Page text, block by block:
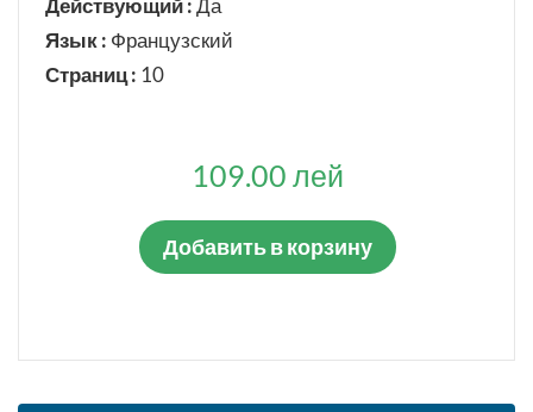
Русский
Английский
Действующий :Да
Язык : Французский
Страниц : 10
109.00 лей
Добавить в корзину